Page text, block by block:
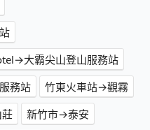
大霸尖山登山服務站
務站
竹東火車站→觀霧
新竹市→泰安